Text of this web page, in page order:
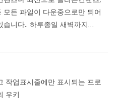
모든 파일이 다운중으로만 되어
습니다.. 하루종일 새벽까지…
작업표시줄에만 표시되는 프로
우키